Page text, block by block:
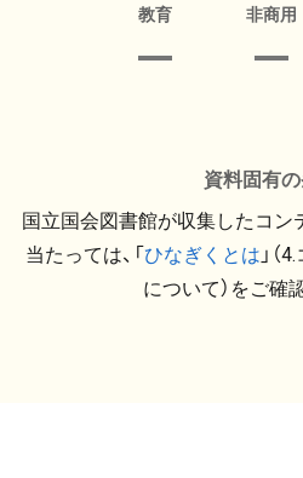
教育 非商用
資料固有
国立国会図書館が収集したコン
当たっては、「ひなぎくとは 」
について）をご確